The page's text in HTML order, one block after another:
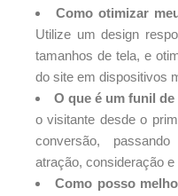
Como otimizar
Utilize um design
tamanhos de tela, e
do site em dispositivos
O que é um funil
o visitante desde o
conversão,
atração, consideração e
Como posso